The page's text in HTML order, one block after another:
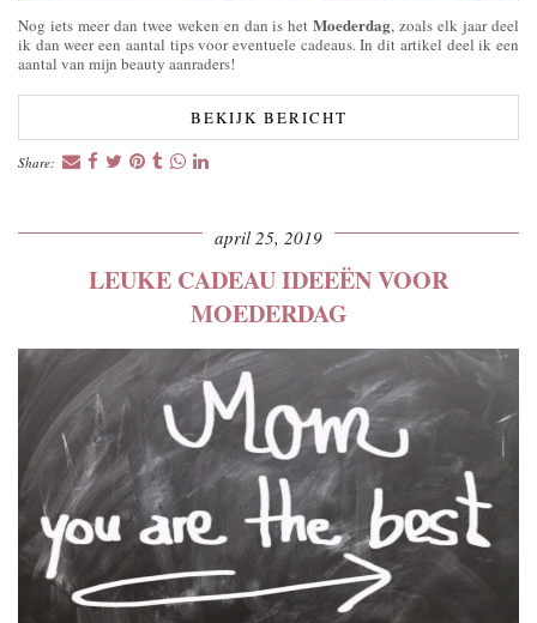
Nog iets meer dan twee weken en dan is hetMoederdag, zoals elk jaar deel
ik dan weer een aantal tips voor eventuele cadeaus. In dit artikel deel ik een
aantal van mijn beauty aanraders!
BEKIJK BERICHT
Share:
april 25, 2019
LEUKE CADEAU IDEEËN VOOR
MOEDERDAG